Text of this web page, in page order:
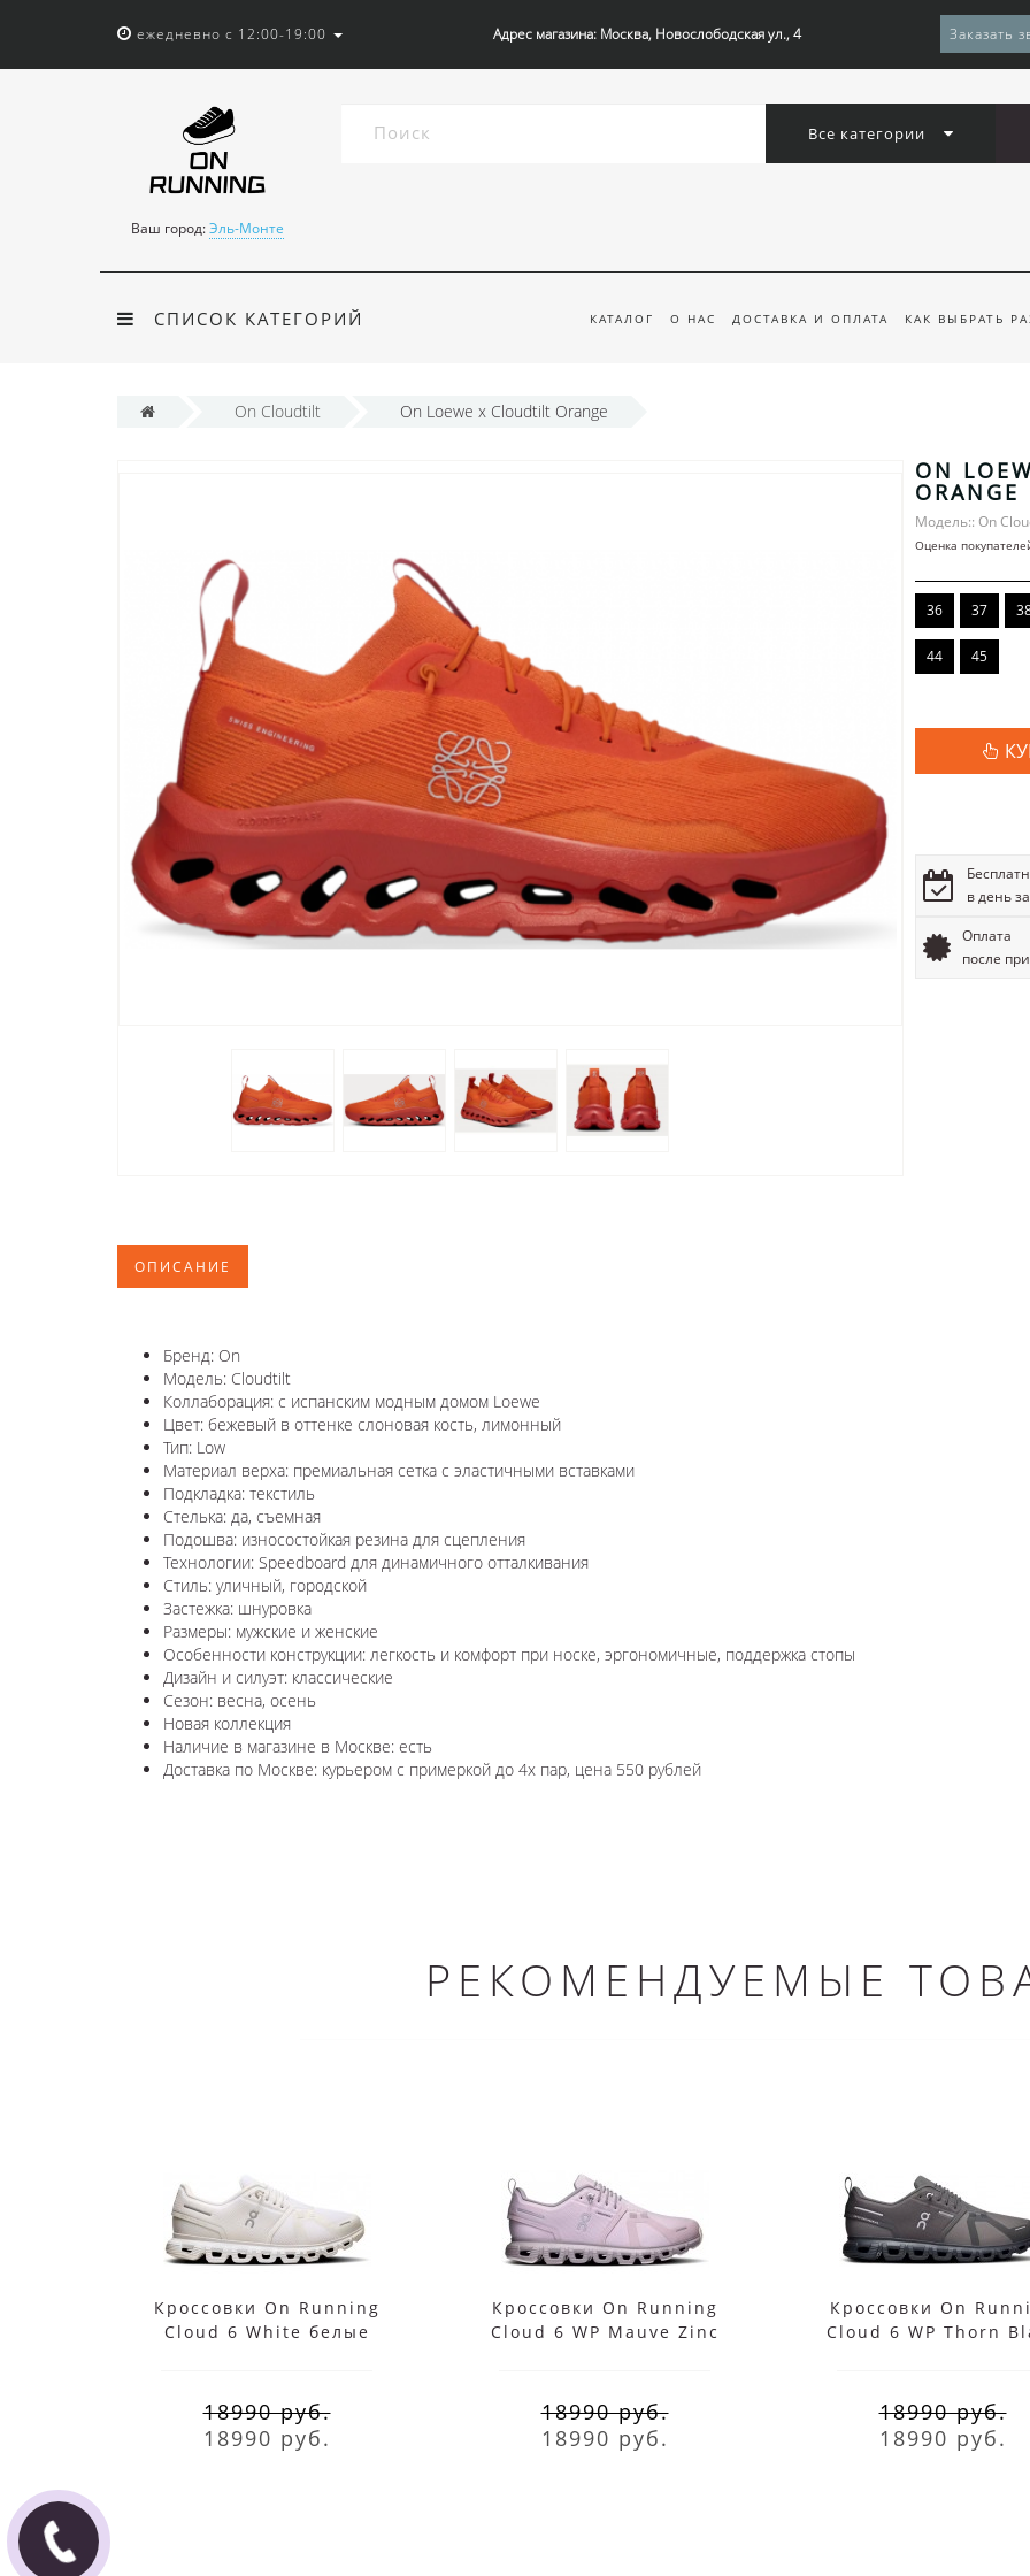
ежедневно с 12:00-19:00 Адрес магазина: Москва, Новослободская ул., 4 Заказать
Все категории
Ваш город:Эль-Монте
СПИСОК КАТЕГОРИЙ КАТАЛОГ О НАС ДОСТАВКА И ОПЛАТА КАК ВЫБРАТЬ
On Cloudtilt On Loewe x Cloudtilt Orange
ON
ORANGE
Модель:: On
Оценка
36 37
44 45
в день
Оплата
после
ОПИСАНИЕ
Бренд: On
Модель: Cloudtilt
Коллаборация: с испанским модным домом Loewe
Цвет: бежевый в оттенке слоновая кость, лимонный
Тип: Low
Материал верха: премиальная сетка с эластичными вставками
Подкладка: текстиль
Стелька: да, съемная
Подошва: износостойкая резина для сцепления
Технологии: Speedboard для динамичного отталкивания
Стиль: уличный, городской
Застежка: шнуровка
Размеры: мужские и женские
Особенности конструкции: легкость и комфорт при носке, эргономичные, поддержка стопы
Дизайн и силуэт: классические
Сезон: весна, осень
Новая коллекция
Наличие в магазине в Москве: есть
Доставка по Москве: курьером с примеркой до 4х пар, цена 550 рублей
РЕКОМЕНДУЕМЫЕ
Кроссовки On Running
Cloud 6 White белые
18990 руб.
18990 руб.
Кроссовки On Running
Cloud 6 WP Mauve Zinc
18990 руб.
18990 руб.
Кроссовки On
Cloud 6 WP Thorn
18990 руб.
18990 руб.